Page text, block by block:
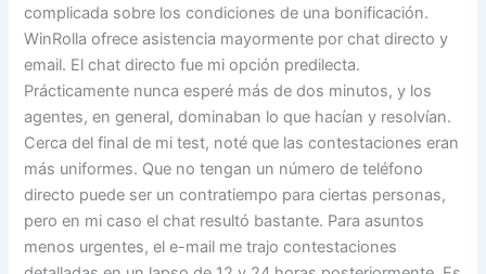
complicada sobre los condiciones de una bonificación.
WinRolla ofrece asistencia mayormente por chat directo y
email. El chat directo fue mi opción predilecta.
Prácticamente nunca esperé más de dos minutos, y los
agentes, en general, dominaban lo que hacían y resolvían.
Cerca del final de mi test, noté que las contestaciones eran
más uniformes. Que no tengan un número de teléfono
directo puede ser un contratiempo para ciertas personas,
pero en mi caso el chat resultó bastante. Para asuntos
menos urgentes, el e-mail me trajo contestaciones